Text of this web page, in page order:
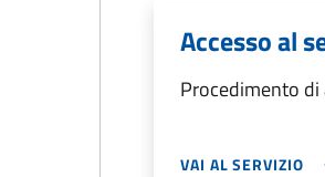
Accesso al
Procedimento di
VAI AL SERVIZIO